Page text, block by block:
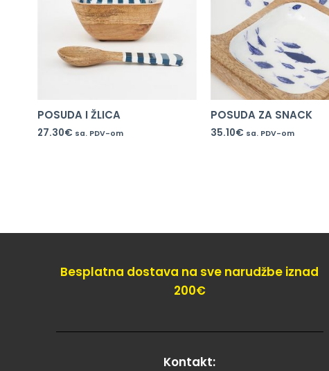
POSUDA I ŽLICA
27.30€ sa. PDV-om
POSUDA ZA SNACK
35.10€ sa. PDV-om
Besplatna dostava na sve narudžbe iznad
200€
Kontakt: